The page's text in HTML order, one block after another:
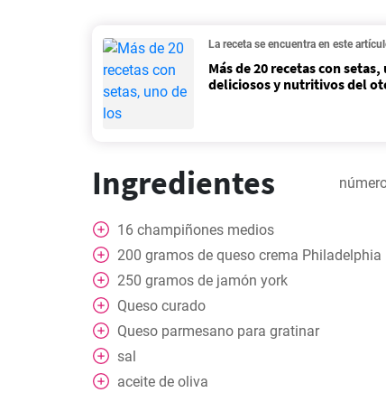
La receta se encuentra en este
Más de 20 recetas con
deliciosos y nutritivos del
Ingredientes
16 champiñones medios
200 gramos de queso crema Philadelphia
250 gramos de jamón york
Queso curado
Queso parmesano para gratinar
sal
aceite de oliva